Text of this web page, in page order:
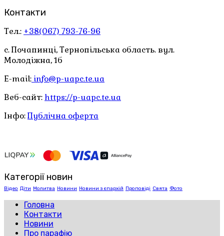
Контакти
Тел.: +38(067) 793-76-96
с. Почапинці, Тернопільська область. вул.
Молодіжна, 1б
E-mail: info@p-uapc.te.ua
Веб-сайт: https://p-uapc.te.ua
Інфо:Публічна оферта
Категорії новин
Відео Діти Молитва Новини Новини з єпархій Проповіді Свята Фото
Головна
Контакти
Новини
Про парафію